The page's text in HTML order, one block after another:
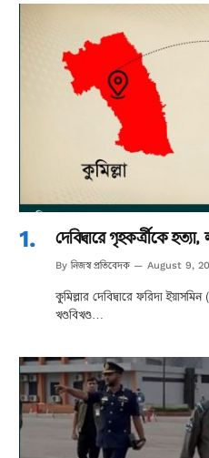
দেবিদ্বারে গৃহকর্ত্রীকে
By নিজস্ব প্রতিবেদক August 9,
কুমিল্লার দেবিদ্বারে ফরিদা
খণ্ডবিখণ্ড…